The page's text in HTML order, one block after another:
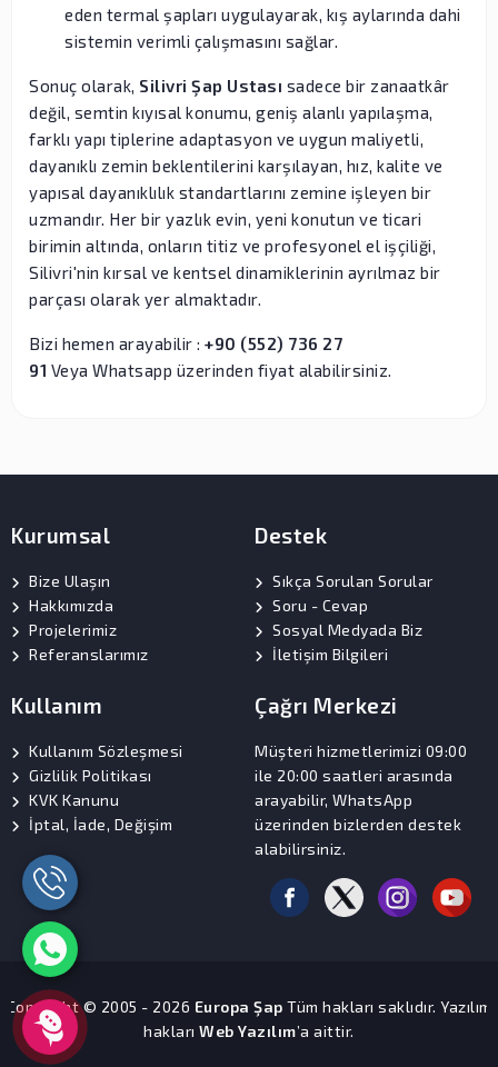
eden termal şapları uygulayarak, kış aylarında dahi
sistemin verimli çalışmasını sağlar.
Sonuç olarak, Silivri Şap Ustası sadece bir zanaatkâr
değil, semtin kıyısal konumu, geniş alanlı yapılaşma,
farklı yapı tiplerine adaptasyon ve uygun maliyetli,
dayanıklı zemin beklentilerini karşılayan, hız, kalite ve
yapısal dayanıklılık standartlarını zemine işleyen bir
uzmandır. Her bir yazlık evin, yeni konutun ve ticari
birimin altında, onların titiz ve profesyonel el işçiliği,
Silivri'nin kırsal ve kentsel dinamiklerinin ayrılmaz bir
parçası olarak yer almaktadır.
Bizi hemen arayabilir : +90 (552) 736 27
91 Veya Whatsapp üzerinden fiyat alabilirsiniz.
Kurumsal
Bize Ulaşın
Hakkımızda
Projelerimiz
Referanslarımız
Destek
Sıkça Sorulan Sorular
Soru - Cevap
Sosyal Medyada Biz
İletişim Bilgileri
Kullanım
Kullanım Sözleşmesi
Gizlilik Politikası
KVK Kanunu
İptal, İade, Değişim
Çağrı Merkezi
Müşteri hizmetlerimizi 09:00
ile 20:00 saatleri arasında
arayabilir, WhatsApp
üzerinden bizlerden destek
alabilirsiniz.
Copyright © 2005 - 2026 Europa Şap Tüm hakları saklıdır. Yazılım
haklarıWeb Yazılım’a aittir.